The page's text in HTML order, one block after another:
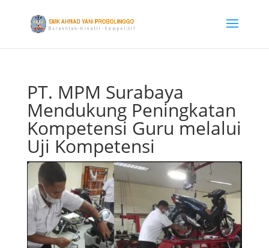
PT. MPM Surabaya
Mendukung Peningkatan
Kompetensi Guru melalui
Uji Kompetensi